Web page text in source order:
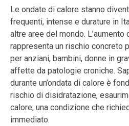
Le ondate di calore stanno
frequenti, intense e durature in
altre aree del mondo.
rappresenta un rischio concreto
per anziani, bambini, donne in
affette da patologie croniche.
durante un’ondata di calore è
rischio di disidratazione,
calore, una condizione che
immediato.